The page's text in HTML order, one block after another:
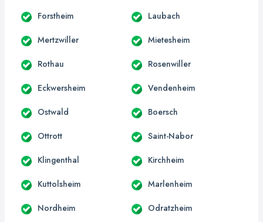
Forstheim Laubach
Mertzwiller Mietesheim
Rothau Rosenwiller
Eckwersheim Vendenheim
Ostwald Boersch
Ottrott Saint-Nabor
Klingenthal Kirchheim
Kuttolsheim Marlenheim
Nordheim Odratzheim